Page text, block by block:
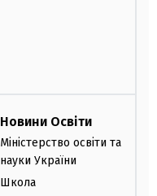
Новини Освіти
Міністерство освіти та
науки України
Школа